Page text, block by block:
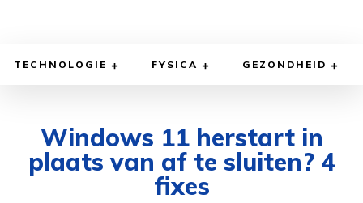
TECHNOLOGIE FYSICA GEZONDHEID
Windows 11 herstart in
plaats van af te sluiten? 4
fixes